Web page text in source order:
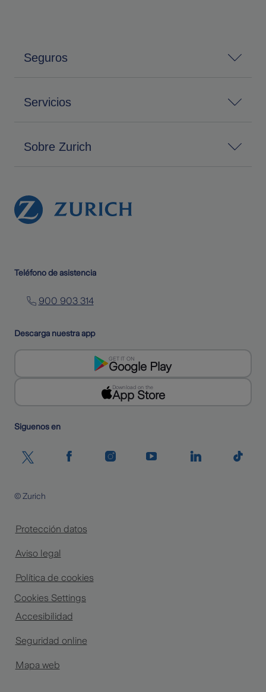
Seguros
Servicios
Sobre Zurich
Teléfono de asistencia
900 903 314
Descarga nuestra app
GET IT ON
Google Play
Download on the
App Store
Siguenos en
Protección datos
Aviso legal
Política de cookies
Cookies Settings
Accesibilidad
Seguridad online
Mapa web
© Zurich